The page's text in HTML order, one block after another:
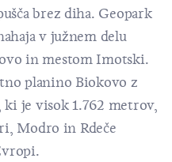
brez diha. Geopark
v južnem delu
in mestom Imotski.
planino Biokovo z
je visok 1.762 metrov,
Modro in Rdeče